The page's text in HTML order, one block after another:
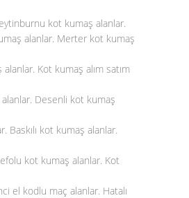
kot kumaş alanlar.
alanlar. Merter kot kumaş
Kot kumaş alım satım
Desenli kot kumaş
Baskılı kot kumaş alanlar.
kot kumaş alanlar. Kot
el kodlu maç alanlar. Hatalı